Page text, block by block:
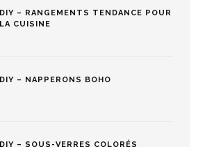
DIY – RANGEMENTS TENDANCE POUR
LA CUISINE
DIY – NAPPERONS BOHO
DIY – SOUS-VERRES COLORÉS